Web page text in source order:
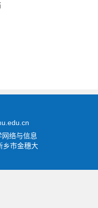
网络与信息
乡市金穗大